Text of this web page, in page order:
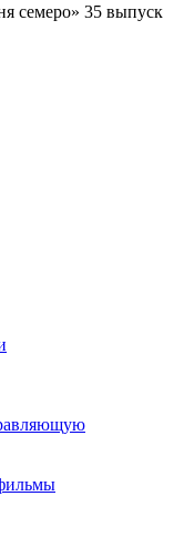
семеро» 35 выпуск